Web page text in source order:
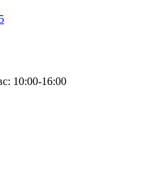
10:00-16:00